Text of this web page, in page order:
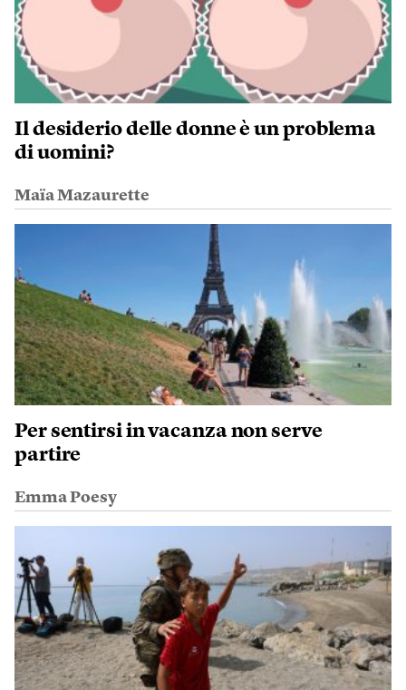
Il desiderio delle donne è un problema
di uomini?
Maïa Mazaurette
Per sentirsi in vacanza non serve
partire
Emma Poesy